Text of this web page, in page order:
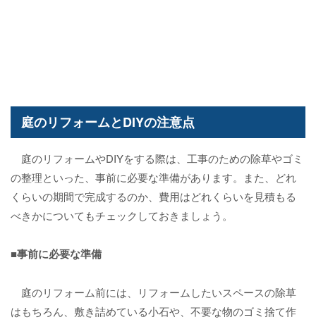
庭のリフォームとDIYの注意点
庭のリフォームやDIYをする際は、工事のための除草やゴミ
の整理といった、事前に必要な準備があります。また、どれ
くらいの期間で完成するのか、費用はどれくらいを見積もる
べきかについてもチェックしておきましょう。
■事前に必要な準備
庭のリフォーム前には、リフォームしたいスペースの除草
はもちろん、敷き詰めている小石や、不要な物のゴミ捨て作